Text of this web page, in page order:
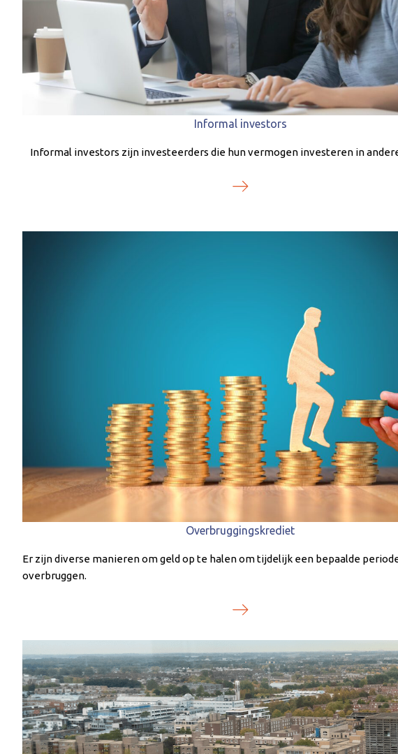
Informal investors
Informal investors zijn investeerders die hun vermogen investeren in
Overbruggingskrediet
Er zijn diverse manieren om geld op te halen om tijdelijk een bepaalde
overbruggen.